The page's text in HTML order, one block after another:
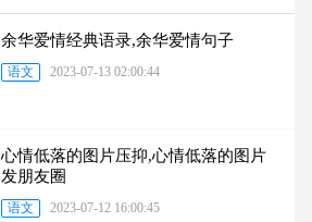
余华爱情经典语录,余华爱情句子
语文 2023-07-13 02:00:44
心情低落的图片压抑,心情低落的图片
发朋友圈
语文 2023-07-12 16:00:45